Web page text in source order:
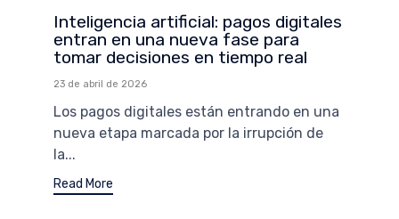
Inteligencia artificial: pagos digitales
entran en una nueva fase para
tomar decisiones en tiempo real
23 de abril de 2026
Los pagos digitales están entrando en una
nueva etapa marcada por la irrupción de
la...
Read More